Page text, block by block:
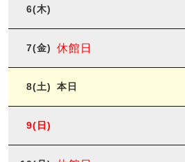
6(木)
7(金) 休館日
8(土) 本日
9(日)